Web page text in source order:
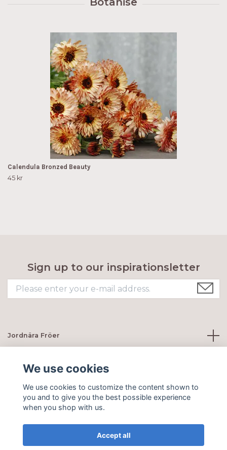
Calendula Bronzed Beauty
45 kr
Sign up to our inspirationsletter
Jordnära Fröer
Social Media
We use cookies
We use cookies to customize the content shown to
you and to give you the best possible experience
when you shop with us.
Accept all